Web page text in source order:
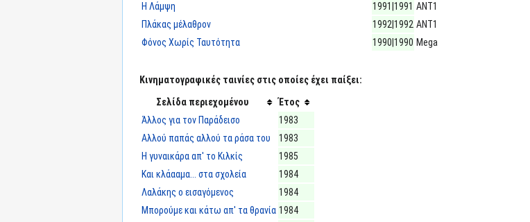
Η Λάμψη
1991|1991 ΑΝΤ1
Πλάκας μέλαθρον
1992|1992 ΑΝΤ1
Φόνος Χωρίς Ταυτότητα
1990|1990 Mega
Κινηματογραφικές ταινίες στις οποίες έχει παίξει:
Σελίδα περιεχομένου
Έτος
Άλλος για τον Παράδεισο
1983
Αλλού παπάς αλλού τα ράσα του
1983
Η γυναικάρα απ' το Κιλκίς
1985
Και κλάααμα... στα σχολεία
1984
Λαλάκης ο εισαγόμενος
1984
Μπορούμε και κάτω απ' τα θρανία 1984